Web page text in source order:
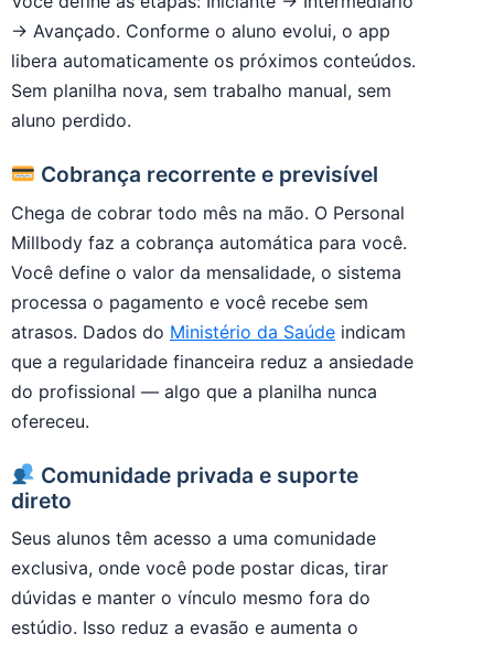
→ Avançado. Conforme o aluno evolui, o app
libera automaticamente os próximos conteúdos.
Sem planilha nova, sem trabalho manual, sem
aluno perdido.
Cobrança recorrente e previsível
Chega de cobrar todo mês na mão. O Personal
Millbody faz a cobrança automática para você.
Você define o valor da mensalidade, o sistema
processa o pagamento e você recebe sem
atrasos. Dados do Ministério da Saúde indicam
que a regularidade financeira reduz a ansiedade
do profissional — algo que a planilha nunca
ofereceu.
Comunidade privada e suporte
direto
Seus alunos têm acesso a uma comunidade
exclusiva, onde você pode postar dicas, tirar
dúvidas e manter o vínculo mesmo fora do
estúdio. Isso reduz a evasão e aumenta o